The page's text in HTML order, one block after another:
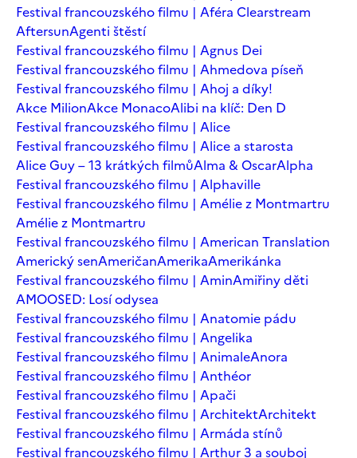
Festival francouzského filmu | Aféra Clearstream
AftersunAgenti štěstí
Festival francouzského filmu | Agnus Dei
Festival francouzského filmu | Ahmedova píseň
Festival francouzského filmu | Ahoj a díky!
Akce MilionAkce MonacoAlibi na klíč: Den D
Festival francouzského filmu | Alice
Festival francouzského filmu | Alice a starosta
Alice Guy – 13 krátkých filmůAlma & OscarAlpha
Festival francouzského filmu | Alphaville
Festival francouzského filmu | Amélie z Montmartru
Amélie z Montmartru
Festival francouzského filmu | American Translation
Americký senAmeričanAmerikaAmerikánka
Festival francouzského filmu | AminAmiřiny děti
AMOOSED: Losí odysea
Festival francouzského filmu | Anatomie pádu
Festival francouzského filmu | Angelika
Festival francouzského filmu | AnimaleAnora
Festival francouzského filmu | Anthéor
Festival francouzského filmu | Apači
Festival francouzského filmu | ArchitektArchitekt
Festival francouzského filmu | Armáda stínů
Festival francouzského filmu | Arthur 3 a souboj